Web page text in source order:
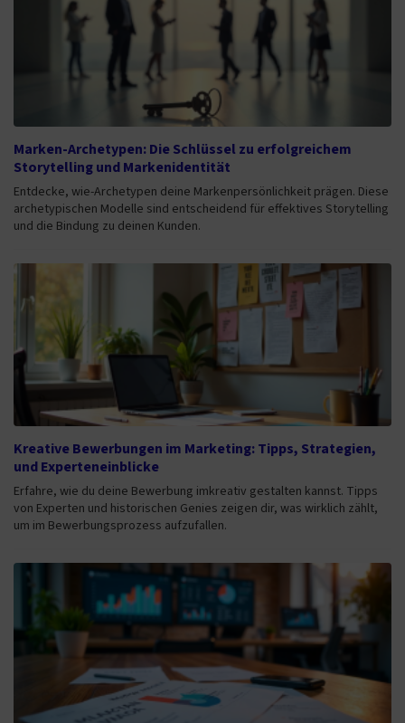
Marken-Archetypen: Die Schlüssel zu erfolgreichem
Storytelling und Markenidentität
Entdecke, wie-Archetypen deine Markenpersönlichkeit prägen. Diese
archetypischen Modelle sind entscheidend für effektives Storytelling
und die Bindung zu deinen Kunden.
Kreative Bewerbungen im Marketing: Tipps, Strategien,
und Experteneinblicke
Erfahre, wie du deine Bewerbung imkreativ gestalten kannst. Tipps
von Experten und historischen Genies zeigen dir, was wirklich zählt,
um im Bewerbungsprozess aufzufallen.